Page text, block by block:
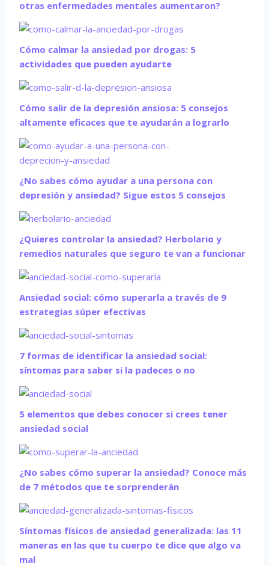
otras enfermedades mentales aumentaron?
Cómo calmar la ansiedad por drogas: 5
actividades que pueden ayudarte
Cómo salir de la depresión ansiosa: 5 consejos
altamente eficaces que te ayudarán a lograrlo
¿No sabes cómo ayudar a una persona con
depresión y ansiedad? Sigue estos 5 consejos
¿Quieres controlar la ansiedad? Herbolario y
remedios naturales que seguro te van a funcionar
Ansiedad social: cómo superarla a través de 9
estrategias súper efectivas
7 formas de identificar la ansiedad social:
síntomas para saber si la padeces o no
5 elementos que debes conocer si crees tener
ansiedad social
¿No sabes cómo superar la ansiedad? Conoce más
de 7 métodos que te sorprenderán
Síntomas físicos de ansiedad generalizada: las 11
maneras en las que tu cuerpo te dice que algo va
mal